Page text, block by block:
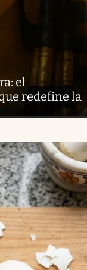
el
redefine la